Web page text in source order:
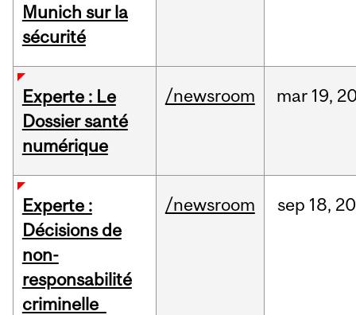
Munich sur la
sécurité
Experte : Le
Dossier santé
numérique
/newsroom mar 19,
Experte :
Décisions de
non-
responsabilité
criminelle
/newsroom sep 18,